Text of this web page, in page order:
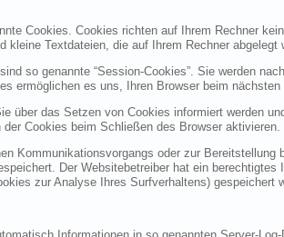
Cookies. Cookies richten auf Ihrem Rechner
Textdateien, die auf Ihrem Rechner abgelegt
so genannte “Session-Cookies”. Sie werden
ermöglichen es uns, Ihren Browser beim nächsten
über das Setzen von Cookies informiert werden
Cookies beim Schließen des Browser
Kommunikationsvorgangs oder zur
Der Websitebetreiber hat ein
zur Analyse Ihres Surfverhaltens) gespeichert